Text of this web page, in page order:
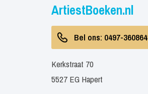
ArtiestBoeken.nl
Bel ons: 0497-360864
Kerkstraat 70
5527 EG Hapert